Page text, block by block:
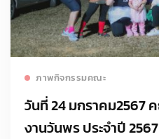
ภาพกิจกรรมคณะ
วันที่ 24 มกราคม2567 คณะพยาบาลศาสตร์ร่วม
งานวันพร ประจำปี 2567